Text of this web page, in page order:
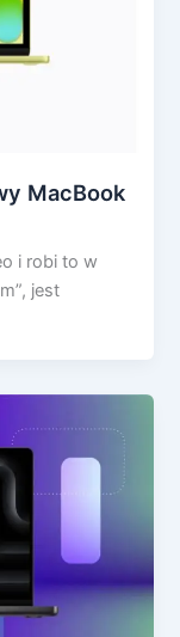
MacBook
i robi to w
jest